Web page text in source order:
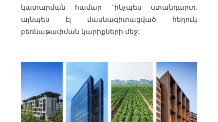
կատարման համար `ինչպես ստանդարտ,
այնպես էլ մասնագիտացված հեղուկ
բեռնաթափման կարիքների մեջ: